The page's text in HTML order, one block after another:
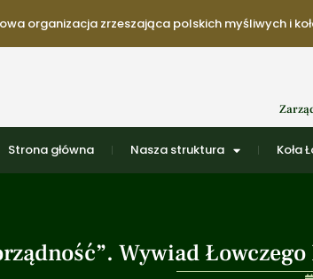
organizacja zrzeszająca polskich myśliwych i
Strona główna Nasza struktura Koła
Wywiad